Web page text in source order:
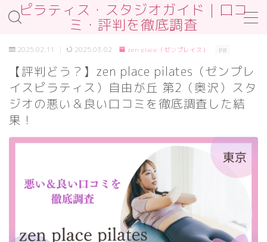
ピラティス・スタジオガイド｜口コ
ミ・評判を徹底調査
MENU
サンプルページ
デモプリセット記事 #2
プライバシーポリシー
プライバシーポリシー
プロフィール
免責事項
利用規約／特定商取引法に基づく表記
利用規約／特定商取引法に基づく表記
有料記事の決済完了ページ
運営者情報
2025.02.11 2025.03.02 zen place（ゼンプレイス） PR
【評判どう？】zen place pilates（ゼンプレ
イスピラティス）自由が丘 第2（奥沢）スタ
ジオの悪い＆良い口コミを徹底調査した結
果！